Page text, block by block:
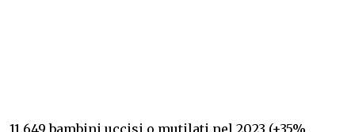
11.649 bambini uccisi o mutilati nel 2023 (+35%